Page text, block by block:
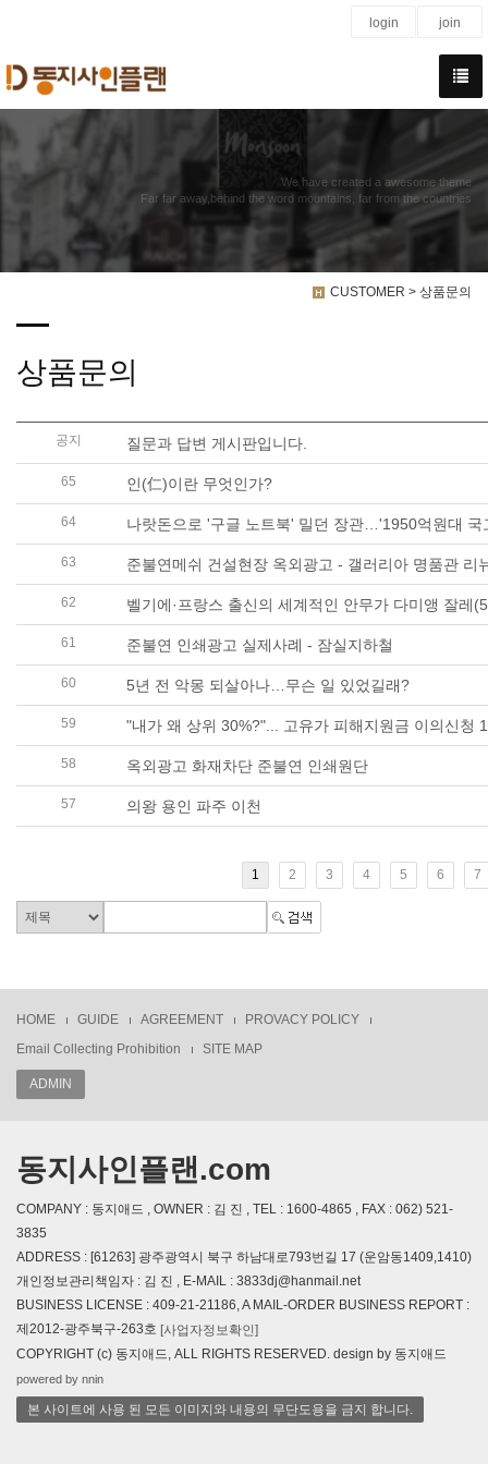
login join
We have created a awesome theme
Far far away,behind the word mountains, far from the countries
CUSTOMER > 상품문의
상품문의
공지 질문과 답변 게시판입니다.
65 인(仁)이란 무엇인가?
64
63 준불연메쉬 건설현장 옥외광고 - 갤러리아 명품관 리
62
61 준불연 인쇄광고 실제사례 - 잠실지하철
60 5년 전 악몽 되살아나…무슨 일 있었길래?
59 "내가 왜 상위 30%?"... 고유가 피해지원금 이의신청
58 옥외광고 화재차단 준불연 인쇄원단
57 의왕 용인 파주 이천
1 2 3 4 5 6 7
HOME GUIDE AGREEMENT
PROVACY POLICY
Email Collecting Prohibition
SITE MAP
ADMIN
동지사인플랜.com
COMPANY : 동지애드 , OWNER : 김 진 , TEL : 1600-4865 , FAX : 062) 521-
3835
ADDRESS : [61263] 광주광역시 북구 하남대로793번길 17 (운암동1409,1410)
개인정보관리책임자 : 김 진 , E-MAIL : 3833dj@hanmail.net
BUSINESS LICENSE : 409-21-21186, A MAIL-ORDER BUSINESS REPORT :
제2012-광주북구-263호 [사업자정보확인]
COPYRIGHT (c) 동지애드, ALL RIGHTS RESERVED. design by 동지애드
powered by nnin
본 사이트에 사용 된 모든 이미지와 내용의 무단도용을 금지 합니다.